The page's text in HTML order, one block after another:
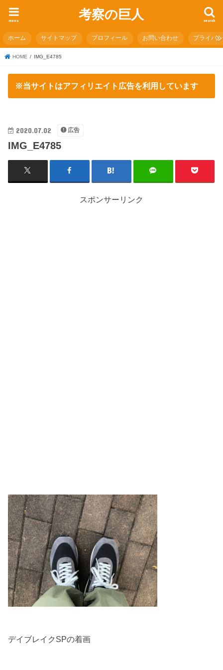
考察の巨人 search
menu
ホーム サイトマップ プロフィール お問い合わせ プライバ
HOME IMG_E4785
※当サイトはアフィリエイト広告を利用しています
2020.07.02 広告
IMG_E4785
スポンサーリンク
デイブレイクSPの着画